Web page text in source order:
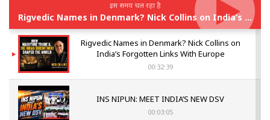
इस समय चल रहा है
Rigvedic Names in Denmark? Nick Collins on India’s Forgotten Links With Europe
Rigvedic Names in Denmark? Nick Collins on
India’s Forgotten Links With Europe
00:32:39
INS NIPUN: MEET INDIA’S NEW DSV
00:03:05